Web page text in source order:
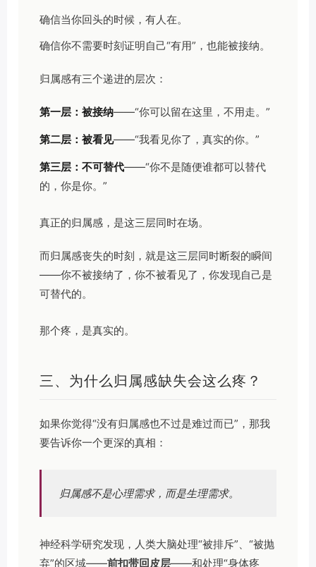
确信当你回头的时候，有人在。
确信你不需要时刻证明自己“有用”，也能被接纳。
归属感有三个递进的层次：
第一层：被接纳——“你可以留在这里，不用走。”
第二层：被看见——“我看见你了，真实的你。”
第三层：不可替代——“你不是随便谁都可以替代
的，你是你。”
真正的归属感，是这三层同时在场。
而归属感丧失的时刻，就是这三层同时断裂的瞬间
——你不被接纳了，你不被看见了，你发现自己是
可替代的。
那个疼，是真实的。
三、为什么归属感缺失会这么疼？
如果你觉得“没有归属感也不过是难过而已”，那我
要告诉你一个更深的真相：
归属感不是心理需求，而是生理需求。
神经科学研究发现，人类大脑处理“被排斥”、“被抛
弃”的区域——前扣带回皮层——和处理“身体疼